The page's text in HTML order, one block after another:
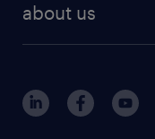
contact us
operational
professional
about us
randstad hungary
our offices